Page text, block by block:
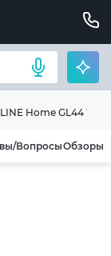
Home GL44
ВопросыОбзоры